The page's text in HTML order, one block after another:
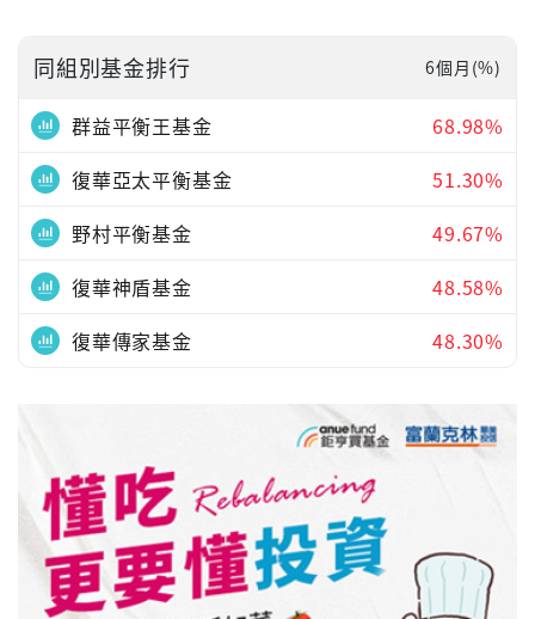
同組別基金排行 6個月(%)
群益平衡王基金
68.98%
復華亞太平衡基金
51.30%
野村平衡基金
49.67%
復華神盾基金
48.58%
復華傳家基金
48.30%